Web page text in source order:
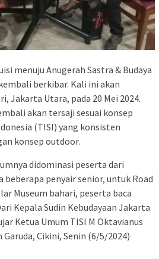
menuju Anugerah Sastra & Budaya
berkibar. Kali ini akan
Jakarta Utara, pada 20 Mei 2024.
akan tersaji sesuai konsep
(TISI) yang konsisten
konsep outdoor.
didominasi peserta dari
beberapa penyair senior, untuk Road
Museum bahari, peserta baca
Kepala Sudin Kebudayaan Jakarta
Ketua Umum TISI M Oktavianus
Cikini, Senin (6/5/2024)